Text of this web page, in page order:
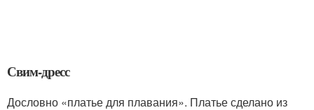
Свим-дресс
Дословно «платье для плавания». Платье сделано из